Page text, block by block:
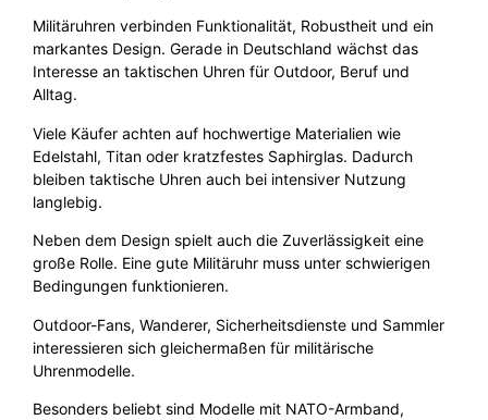
Militäruhren verbinden Funktionalität, Robustheit und ein
markantes Design. Gerade in Deutschland wächst das
Interesse an taktischen Uhren für Outdoor, Beruf und
Alltag.
Viele Käufer achten auf hochwertige Materialien wie
Edelstahl, Titan oder kratzfestes Saphirglas. Dadurch
bleiben taktische Uhren auch bei intensiver Nutzung
langlebig.
Neben dem Design spielt auch die Zuverlässigkeit eine
große Rolle. Eine gute Militäruhr muss unter schwierigen
Bedingungen funktionieren.
Outdoor-Fans, Wanderer, Sicherheitsdienste und Sammler
interessieren sich gleichermaßen für militärische
Uhrenmodelle.
Besonders beliebt sind Modelle mit NATO-Armband,